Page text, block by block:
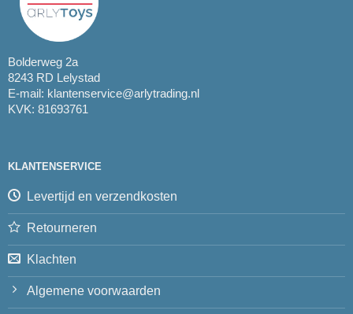
Bolderweg 2a
8243 RD Lelystad
E-mail: klantenservice@arlytrading.nl
KVK: 81693761
KLANTENSERVICE
Levertijd en verzendkosten
Retourneren
Klachten
Algemene voorwaarden